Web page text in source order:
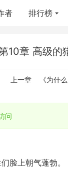
者 排行榜
10章 高级的
上一章 《为什
问
脸上朝气蓬勃。